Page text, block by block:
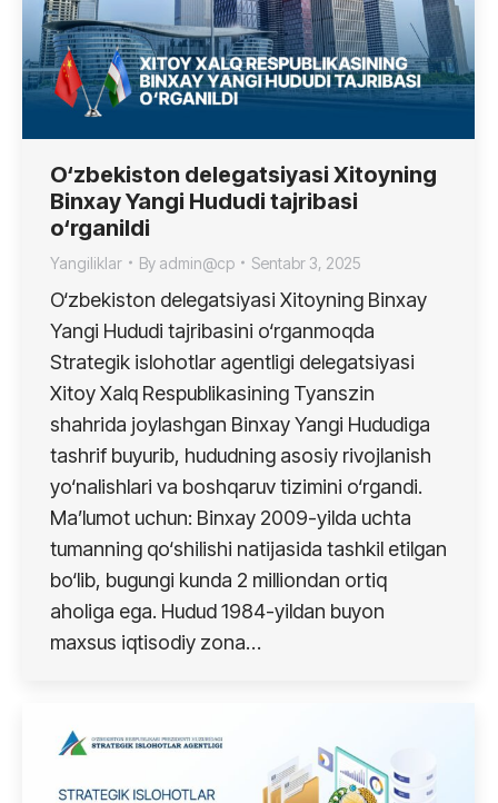
O‘zbekiston delegatsiyasi Xitoyning
Binxay Yangi Hududi tajribasi
o‘rganildi
Yangiliklar By admin@cp Sentabr 3, 2025
O‘zbekiston delegatsiyasi Xitoyning Binxay
Yangi Hududi tajribasini o‘rganmoqda
Strategik islohotlar agentligi delegatsiyasi
Xitoy Xalq Respublikasining Tyanszin
shahrida joylashgan Binxay Yangi Hududiga
tashrif buyurib, hududning asosiy rivojlanish
yo‘nalishlari va boshqaruv tizimini o‘rgandi.
Ma’lumot uchun: Binxay 2009-yilda uchta
tumanning qo‘shilishi natijasida tashkil etilgan
bo‘lib, bugungi kunda 2 milliondan ortiq
aholiga ega. Hudud 1984-yildan buyon
maxsus iqtisodiy zona…